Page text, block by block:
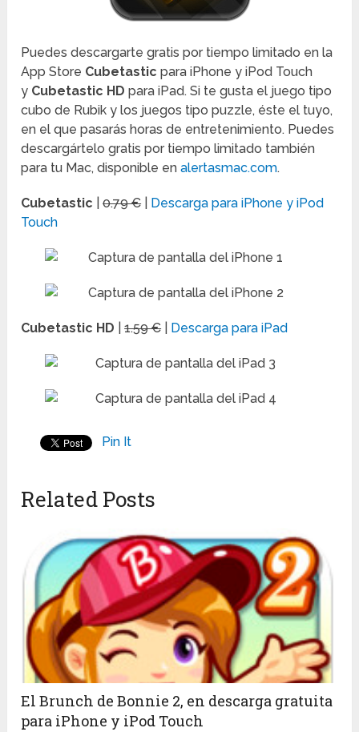
Puedes descargarte gratis por tiempo limitado en la
App Store Cubetasticpara iPhone y iPod Touch
y Cubetastic HDpara iPad. Si te gusta el juego tipo
cubo de Rubik y los juegos tipo puzzle, éste el tuyo,
en el que pasarás horas de entretenimiento. Puedes
descargártelo gratis por tiempo limitado también
para tu Mac, disponible enalertasmac.com.
Cubetastic |0.79 €
Descarga para iPhone y iPod
Touch
Cubetastic HD |1.59 € Descarga para iPad
Pin It
Related Posts
El Brunch de Bonnie 2, en descarga gratuita
para iPhone y iPod Touch